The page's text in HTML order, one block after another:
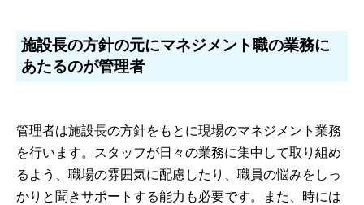
施設長の方針の元にマネジメント職の業務に
あたるのが管理者
管理者は施設長の方針をもとに現場のマネジメント業務
を行います。スタッフが日々の業務に集中して取り組め
るよう、職場の雰囲気に配慮したり、職員の悩みをしっ
かりと聞きサポートする能力も必要です。また、時には